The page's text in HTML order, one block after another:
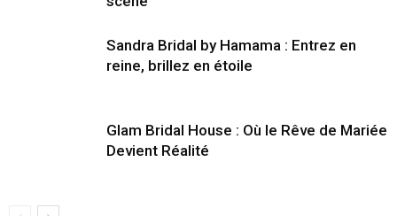
Sandra Bridal by Hamama : Entrez en
reine, brillez en étoile
Glam Bridal House : Où le Rêve de Mariée
Devient Réalité